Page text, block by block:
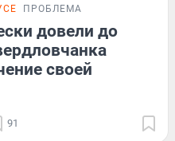
ПРОБЛЕМА
довели до
своей
91